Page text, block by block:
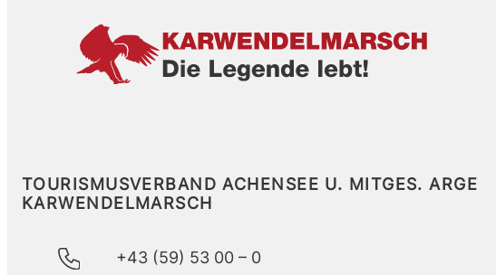
TOURISMUSVERBAND ACHENSEE U. MITGES.ARGE
KARWENDELMARSCH
+43 (59) 53 00 – 0